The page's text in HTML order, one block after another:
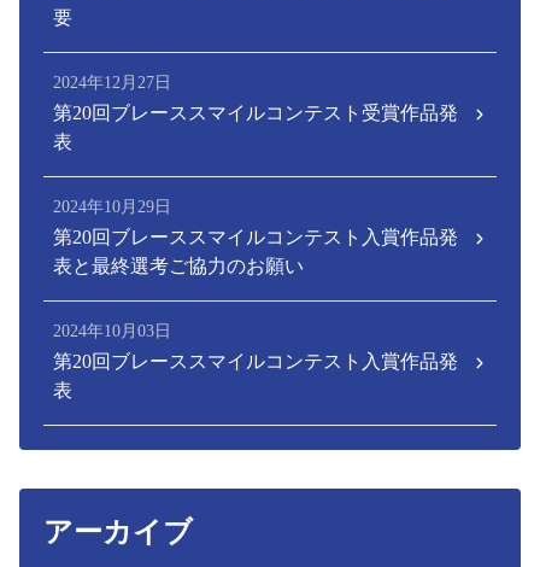
要
2024年12月27日
第20回ブレーススマイルコンテスト受賞作品発
表
2024年10月29日
第20回ブレーススマイルコンテスト入賞作品発
表と最終選考ご協力のお願い
2024年10月03日
第20回ブレーススマイルコンテスト入賞作品発
表
アーカイブ